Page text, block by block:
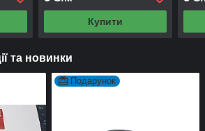
Купити
та новинки
Подарунок